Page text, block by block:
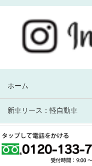
ホーム
新車リース：軽自動車
新車リース：アルファード